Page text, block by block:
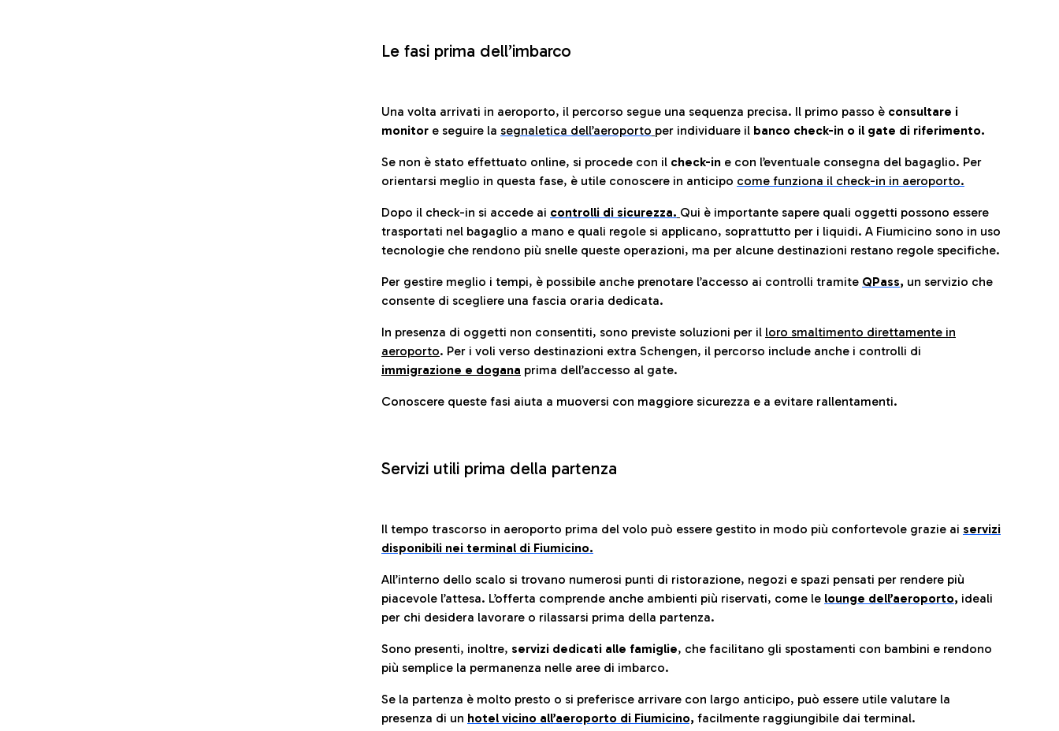
Le fasi prima dell’imbarco
Una volta arrivati in aeroporto, il percorso segue una sequenza precisa. Il primo passo è consultare i
monitor e seguire la segnaletica dell’aeroporto per individuare il banco check-in o il gate di riferimento.
Se non è stato effettuato online, si procede con il check-in e con l’eventuale consegna del bagaglio. Per
orientarsi meglio in questa fase, è utile conoscere in anticipo come funziona il check-in in aeroporto.
Dopo il check-in si accede ai controlli di sicurezza. Qui è importante sapere quali oggetti possono essere
trasportati nel bagaglio a mano e quali regole si applicano, soprattutto per i liquidi. A Fiumicino sono in uso
tecnologie che rendono più snelle queste operazioni, ma per alcune destinazioni restano regole specifiche.
Per gestire meglio i tempi, è possibile anche prenotare l’accesso ai controlli tramite QPass, un servizio che
consente di scegliere una fascia oraria dedicata.
In presenza di oggetti non consentiti, sono previste soluzioni per il loro smaltimento direttamente in
aeroporto. Per i voli verso destinazioni extra Schengen, il percorso include anche i controlli di
immigrazione e dogana prima dell’accesso al gate.
Conoscere queste fasi aiuta a muoversi con maggiore sicurezza e a evitare rallentamenti.
Servizi utili prima della partenza
Il tempo trascorso in aeroporto prima del volo può essere gestito in modo più confortevole grazie ai servizi
disponibili nei terminal di Fiumicino.
All’interno dello scalo si trovano numerosi punti di ristorazione, negozi e spazi pensati per rendere più
piacevole l’attesa. L’offerta comprende anche ambienti più riservati, come le lounge dell’aeroporto, ideali
per chi desidera lavorare o rilassarsi prima della partenza.
Sono presenti, inoltre, servizi dedicati alle famiglie, che facilitano gli spostamenti con bambini e rendono
più semplice la permanenza nelle aree di imbarco.
Se la partenza è molto presto o si preferisce arrivare con largo anticipo, può essere utile valutare la
presenza di un hotel vicino all’aeroporto di Fiumicino, facilmente raggiungibile dai terminal.